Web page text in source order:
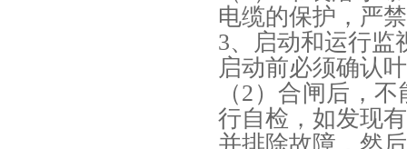
电缆的保护，严
3、启动和运行监
启动前必须确认
（2）合闸后，
行自检，如发现